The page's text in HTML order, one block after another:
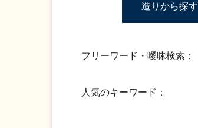
造りから探す
フリーワード・曖昧検索：
人気のキーワード：